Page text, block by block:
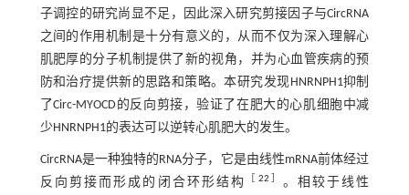
子调控的研究尚显不足，因此深入研究剪接因子与CircRNA
之间的作用机制是十分有意义的，从而不仅为深入理解心
肌肥厚的分子机制提供了新的视角，并为心血管疾病的预
防和治疗提供新的思路和策略。本研究发现HNRNPH1抑制
了Circ-MYOCD的反向剪接，验证了在肥大的心肌细胞中减
少HNRNPH1的表达可以逆转心肌肥大的发生。
CircRNA是一种独特的RNA分子，它是由线性mRNA前体经过
反向剪接而形成的闭合环形结构
22
。相较于线性